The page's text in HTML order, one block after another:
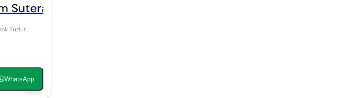
Sutera & Bintaro
WhatsApp